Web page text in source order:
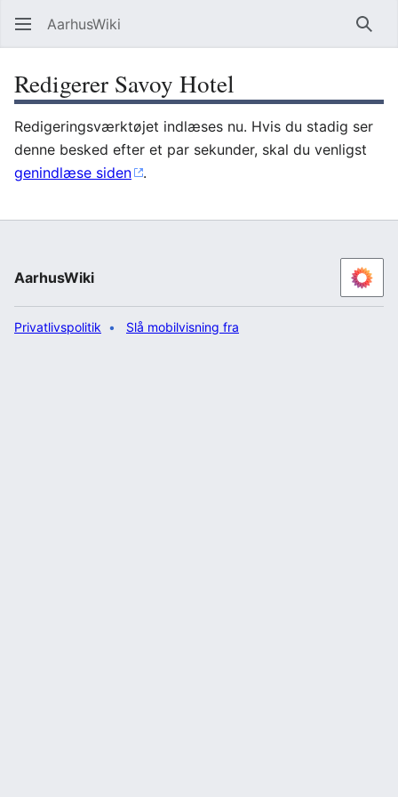
AarhusWiki Søg
Redigerer Savoy Hotel
Redigeringsværktøjet indlæses nu. Hvis du stadig ser
denne besked efter et par sekunder, skal du venligst
genindlæse siden
.
AarhusWiki
Privatlivspolitik Slå mobilvisning fra